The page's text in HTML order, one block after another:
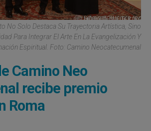
No Solo Destaca Su Trayectoria Artística, Sino
Para Integrar El Arte En La Evangelización Y
Espiritual. Foto: Camino Neocatecumenal
Camino Neo
recibe premio
Roma